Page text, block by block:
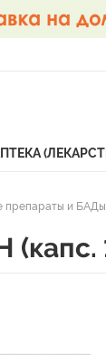
препараты и БАДы